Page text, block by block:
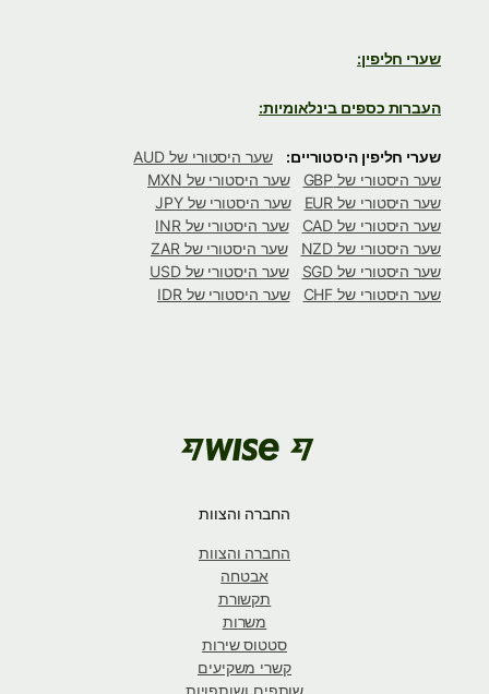
שערי חליפין:
העברות כספים בינלאומיות:
שערי חליפין היסטוריים:
שער היסטורי של AUD
שער היסטורי של GBP
שער היסטורי של MXN
שער היסטורי של EUR
שער היסטורי של JPY
שער היסטורי של CAD
שער היסטורי של INR
שער היסטורי של NZD
שער היסטורי של ZAR
שער היסטורי של SGD
שער היסטורי של USD
שער היסטורי של CHF
שער היסטורי של IDR
החברה והצוות
החברה והצוות
אבטחה
תקשורת
משרות
סטטוס שירות
קשרי משקיעים